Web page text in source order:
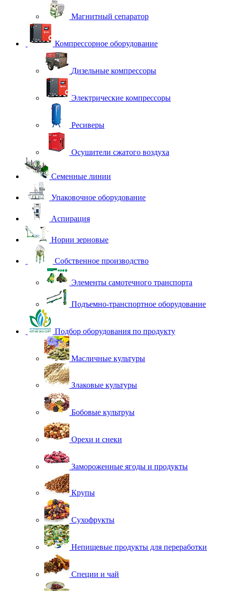
Магнитный сепаратор
Компрессорное оборудование
Дизельные компрессоры
Электрические компрессоры
Ресиверы
Осушители сжатого воздуха
Семенные линии
Упаковочное оборудование
Аспирация
Нории зерновые
Собственное производство
Элементы самотечного транспорта
Подъемно-транспортное оборудование
Подбор оборудования по продукту
Масличные культуры
Злаковые культуры
Бобовые культруы
Орехи и снеки
Замороженные ягоды и продукты
Крупы
Сухофрукты
Непищевые продукты для переработки
Специи и чай